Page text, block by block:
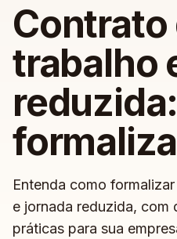
Contrato
trabalho
Entenda como
e jornada reduzida, com
práticas para sua